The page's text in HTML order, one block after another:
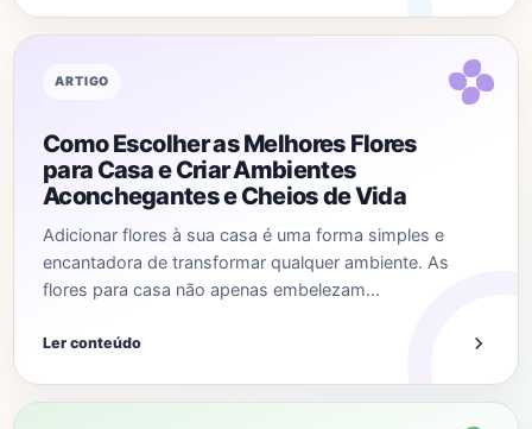
ARTIGO
Como Escolher as Melhores Flores
para Casa e Criar Ambientes
Aconchegantes e Cheios de Vida
Adicionar flores à sua casa é uma forma simples e
encantadora de transformar qualquer ambiente. As
flores para casa não apenas embelezam…
Ler conteúdo